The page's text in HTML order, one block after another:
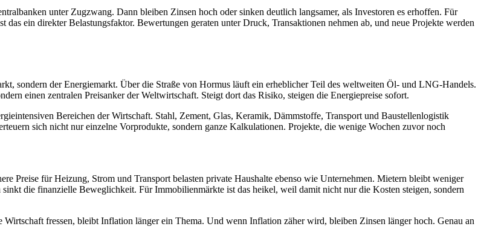
unter Zugzwang. Dann bleiben Zinsen hoch oder sinken deutlich langsamer, als Investoren es erhoffen. Für
ein direkter Belastungsfaktor. Bewertungen geraten unter Druck, Transaktionen nehmen ab, und neue Projekte werden
sondern der Energiemarkt. Über die Straße von Hormus läuft ein erheblicher Teil des weltweiten Öl- und LNG-Handels.
einen zentralen Preisanker der Weltwirtschaft. Steigt dort das Risiko, steigen die Energiepreise sofort.
Bereichen der Wirtschaft. Stahl, Zement, Glas, Keramik, Dämmstoffe, Transport und Baustellenlogistik
sich nicht nur einzelne Vorprodukte, sondern ganze Kalkulationen. Projekte, die wenige Wochen zuvor noch
Preise für Heizung, Strom und Transport belasten private Haushalte ebenso wie Unternehmen. Mietern bleibt weniger
die finanzielle Beweglichkeit. Für Immobilienmärkte ist das heikel, weil damit nicht nur die Kosten steigen, sondern
fressen, bleibt Inflation länger ein Thema. Und wenn Inflation zäher wird, bleiben Zinsen länger hoch. Genau an